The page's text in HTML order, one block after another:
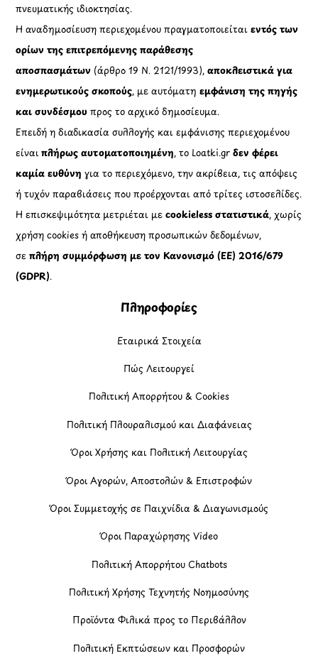
πνευματικής ιδιοκτησίας.
Η αναδημοσίευση περιεχομένου πραγματοποιείταιεντός των
ορίων της επιτρεπόμενης παράθεσης
αποσπασμάτων (άρθρο 19 Ν. 2121/1993), αποκλειστικά για
ενημερωτικούς σκοπούς, με αυτόματηεμφάνιση της πηγής
και συνδέσμου προς το αρχικό δημοσίευμα.
Επειδή η διαδικασία συλλογής και εμφάνισης περιεχομένου
είναιπλήρως αυτοματοποιημένη, το Loatki.grδεν φέρει
καμία ευθύνη για το περιεχόμενο, την ακρίβεια, τις απόψεις
ή τυχόν παραβιάσεις που προέρχονται από τρίτες ιστοσελίδες.
Η επισκεψιμότητα μετριέται μεcookieless στατιστικά, χωρίς
χρήση cookies ή αποθήκευση προσωπικών δεδομένων,
σεπλήρη συμμόρφωση με τον Κανονισμό (ΕΕ) 2016/679
(GDPR).
Πληροφορίες
Εταιρικά Στοιχεία
Πώς Λειτουργεί
Πολιτική Απορρήτου & Cookies
Πολιτική Πλουραλισμού και Διαφάνειας
Όροι Χρήσης και Πολιτική Λειτουργίας
Όροι Αγορών, Αποστολών & Επιστροφών
Όροι Συμμετοχής σε Παιχνίδια & Διαγωνισμούς
Όροι Παραχώρησης Video
Πολιτική Απορρήτου Chatbots
Πολιτική Χρήσης Τεχνητής Νοημοσύνης
Προϊόντα Φιλικά προς το Περιβάλλον
Πολιτική Εκπτώσεων και Προσφορών